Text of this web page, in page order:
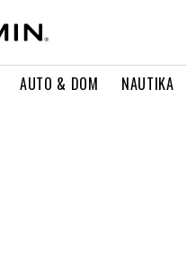
AUTO & DOM NAUTIKA